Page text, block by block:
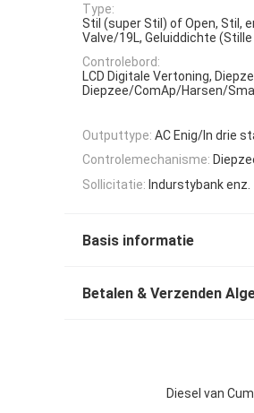
Type:
Stil (super Stil) of Open, Stil,
Valve/19L, Geluiddichte (Stille
Controlebord:
LCD Digitale Vertoning,
Diepzee/ComAp/Harsen/
Outputtype: AC Enig/In drie
Controlemechanisme:
Sollicitatie: Indurstybank enz.
Basis informatie
Betalen & Verzenden
Diesel van